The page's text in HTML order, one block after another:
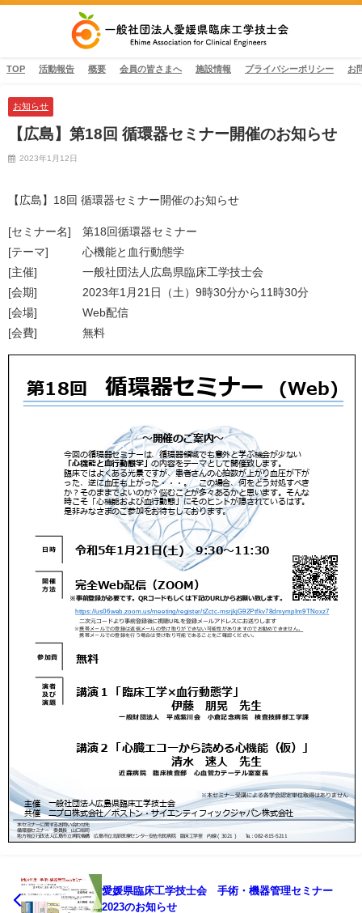
TOP 活動報告 概要 会員の皆さまへ 施設情報 プライバシーポリシー お
お知らせ
【広島】第18回 循環器セミナー開催のお知らせ
2023年1月12日
【広島】18回 循環器セミナー開催のお知らせ
[セミナー名] 第18回循環器セミナー
[テーマ] 心機能と血行動態学
[主催] 一般社団法人広島県臨床工学技士会
[会期] 2023年1月21日（土）9時30分から11時30分
[会場] Web配信
[会費] 無料
愛媛県臨床工学技士会 手術・機器管理セミナー
2023のお知らせ